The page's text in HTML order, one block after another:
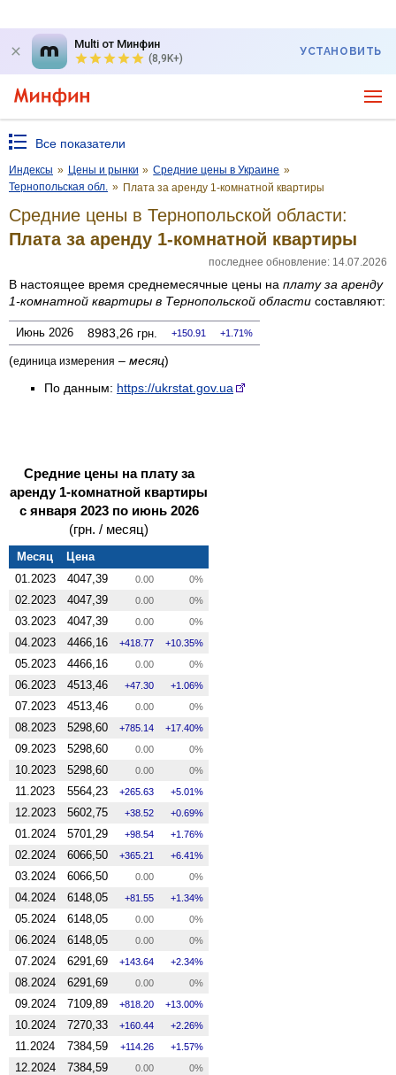
Multi от Минфин
(8,9K+)
УСТАНОВИТЬ
Все показатели
Индексы » Цены и рынки » Средние цены в Украине »
Тернопольская обл. » Плата за аренду 1-комнатной квартиры
Средние цены в Тернопольской области:
Плата за аренду 1-комнатной квартиры
последнее обновление: 14.07.2026
В настоящее время среднемесячные цены на плату за аренду
1-комнатной квартиры в Тернопольской области составляют:
Июнь 2026 8983,26 грн. 150.91 1.71%
(единица измерения – месяц)
По данным: https://ukrstat.gov.ua
Средние цены на плату за
аренду 1-комнатной квартиры
с января 2023 по июнь 2026
(грн. / месяц)
Месяц
Цена
01.2023
4047,39 0.00 0%
02.2023 4047,39 0.00 0%
03.2023 4047,39 0.00 0%
04.2023 4466,16 418.77 10.35%
05.2023 4466,16 0.00 0%
06.2023 4513,46 47.30 1.06%
07.2023 4513,46 0.00 0%
08.2023 5298,60 785.14 17.40%
09.2023 5298,60 0.00 0%
10.2023 5298,60 0.00 0%
11.2023 5564,23 265.63 5.01%
12.2023 5602,75 38.52 0.69%
01.2024 5701,29 98.54 1.76%
02.2024 6066,50 365.21 6.41%
03.2024 6066,50 0.00 0%
04.2024 6148,05 81.55 1.34%
05.2024 6148,05 0.00 0%
06.2024 6148,05 0.00 0%
07.2024 6291,69 143.64 2.34%
08.2024 6291,69 0.00 0%
09.2024 7109,89 818.20 13.00%
10.2024 7270,33 160.44 2.26%
11.2024 7384,59 114.26 1.57%
12.2024 7384,59 0.00 0%